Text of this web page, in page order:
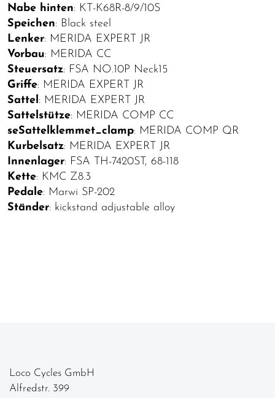
Nabe hinten: KT-K68R-8/9/10S
Speichen: Black steel
Lenker: MERIDA EXPERT JR
Vorbau: MERIDA CC
Steuersatz: FSA NO.10P Neck15
Griffe: MERIDA EXPERT JR
Sattel: MERIDA EXPERT JR
Sattelstütze: MERIDA COMP CC
seSattelklemmet_clamp: MERIDA COMP QR
Kurbelsatz: MERIDA EXPERT JR
Innenlager: FSA TH-7420ST, 68-118
Kette: KMC Z8.3
Pedale: Marwi SP-202
Ständer: kickstand adjustable alloy
Loco Cycles GmbH
Alfredstr. 399